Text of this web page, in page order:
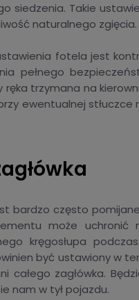
siedzenia. Takie
naturalnego zgięcia.
fotela jest
pełnego
trzymana na
ewentualnej
bardzo często
może uchronić
kręgosłupa
być ustawiony w
całego zagłówka.
nam w tył pojazdu.